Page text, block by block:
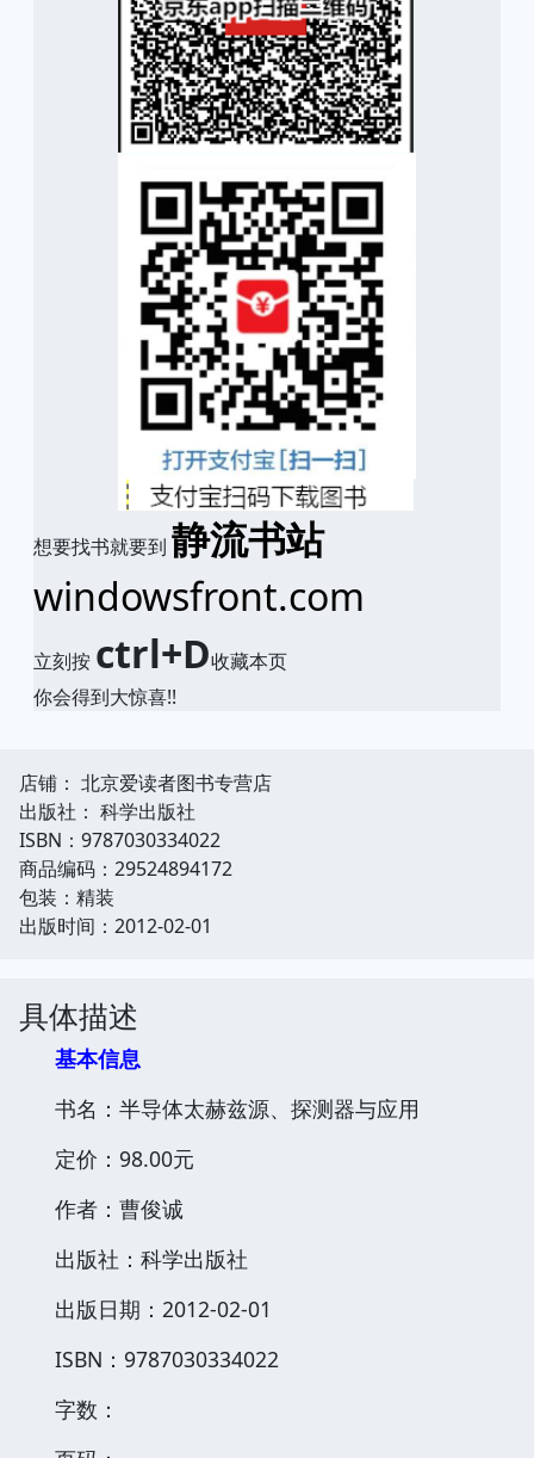
想要找书就要到 静流书站
windowsfront.com
立刻按 ctrl+D收藏本页
你会得到大惊喜!!
店铺： 北京爱读者图书专营店
出版社： 科学出版社
ISBN：9787030334022
商品编码：29524894172
包装：精装
出版时间：2012-02-01
具体描述
基本信息
书名：半导体太赫兹源、探测器与应用
定价：98.00元
作者：曹俊诚
出版社：科学出版社
出版日期：2012-02-01
ISBN：9787030334022
字数：